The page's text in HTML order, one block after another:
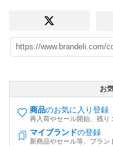
お
商品のお気に入り登録
再入荷やセール開始、残り
マイブランドの登録
新商品やセール等、ブラン